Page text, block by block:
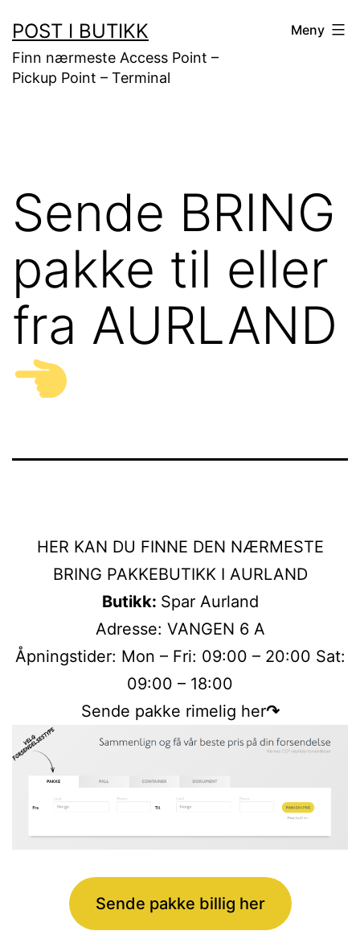
til
innhold
POST I BUTIKK
Finn nærmeste Access Point –
Pickup Point – Terminal
Meny
Sende BRING
pakke til eller
fra AURLAND
HER KAN DU FINNE DEN NÆRMESTE
BRING PAKKEBUTIKK I AURLAND
Butikk: Spar Aurland
Adresse: VANGEN 6 A
Åpningstider: Mon – Fri: 09:00 – 20:00 Sat:
09:00 – 18:00
Sende pakke rimelig her↷
Sende pakke billig her